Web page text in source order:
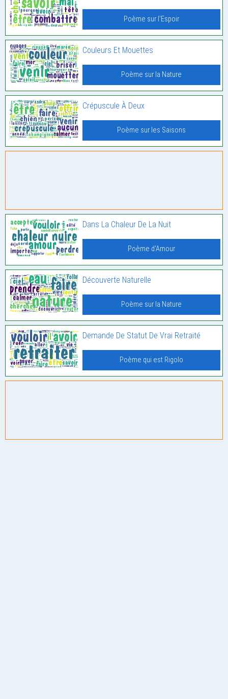
Poème sur l'Espoir
Couleurs Et Mouettes
Poème sur la Nature
Crépuscule À Deux
Poème sur les Saisons
Dans La Chaleur De La Nuit
Poème d'Amour
Découverte Naturelle
Poème sur la Nature
Demande De Statut De Vrai Retraité
Poème qui est Rigolo